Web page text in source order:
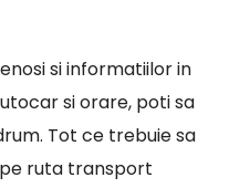
si informatiilor in
si orare, poti sa
Tot ce trebuie sa
ruta transport